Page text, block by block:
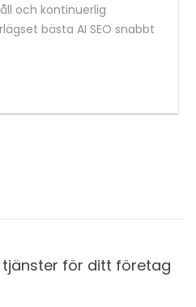
och kontinuerlig
bästa AI SEO snabbt
tjänster för ditt företag